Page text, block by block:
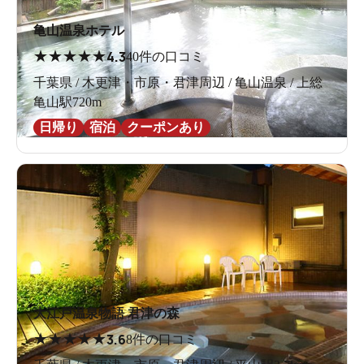
亀山温泉ホテル
★★★★★4.340件の口コミ
千葉県 / 木更津・市原・君津周辺 / 亀山温泉 / 上総
亀山駅720m
日帰り
宿泊 クーポンあり
大江戸温泉物語 君津の森
★★★★★3.68件の口コミ